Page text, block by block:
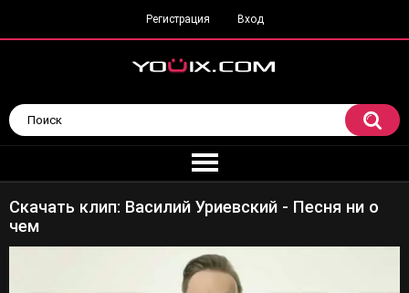
Регистрация Вход
Скачать клип: Василий Уриевский - Песня ни о
чем